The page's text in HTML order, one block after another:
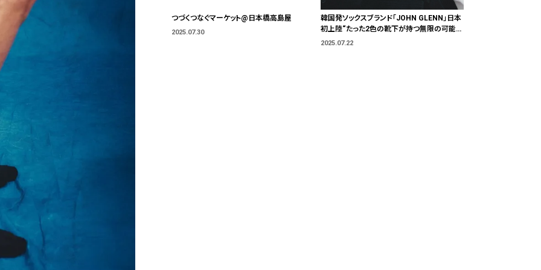
つづくつなぐマーケット@日本橋高島屋
2025.07.30
韓国発ソックスブランド「JOHN GLENN」日本
初上陸“たった2色の靴下が持つ無限の可能
性”
2025.07.22